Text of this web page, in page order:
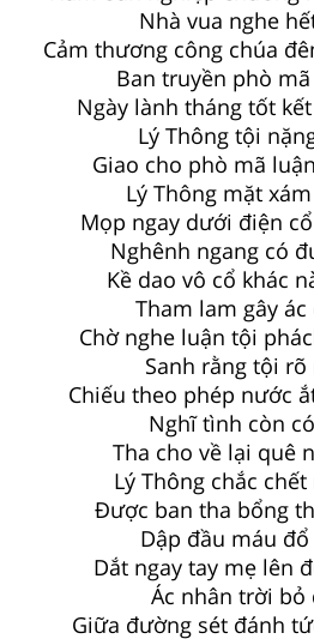
Nhà vua nghe
Cảm thương công chúa
Ban truyền phò
Ngày lành tháng tốt
Lý Thông tội
Giao cho phò mã
Lý Thông mặt
Mọp ngay dưới điện
Nghênh ngang có
Kề dao vô cổ khác
Tham lam gây
Chờ nghe luận tội
Sanh rằng tội rõ
Chiếu theo phép nước
Nghĩ tình còn
Tha cho về lại quê
Lý Thông chắc
Được ban tha bổng
Dập đầu máu
Dắt ngay tay mẹ lên
Ác nhân trời bỏ
Giữa đường sét đánh